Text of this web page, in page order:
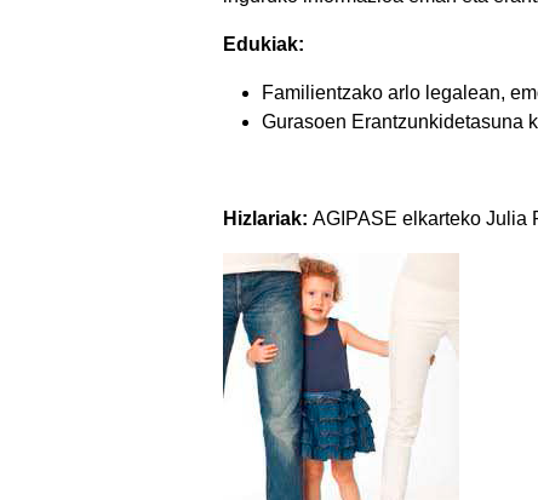
Edukiak:
Familientzako arlo legalean,
Gurasoen Erantzunkidetasuna
Hizlariak: AGIPASE elkarteko Julia